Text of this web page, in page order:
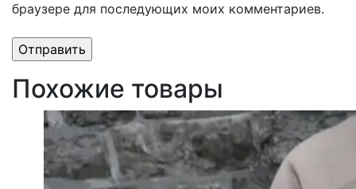
браузере для последующих моих комментариев.
Похожие товары